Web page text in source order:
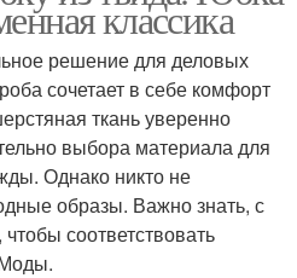
Юбка с запахом
классика
решение для деловых
сочетает в себе комфорт
ткань уверенно
выбора материала для
Однако никто не
образы. Важно знать, с
соответствовать